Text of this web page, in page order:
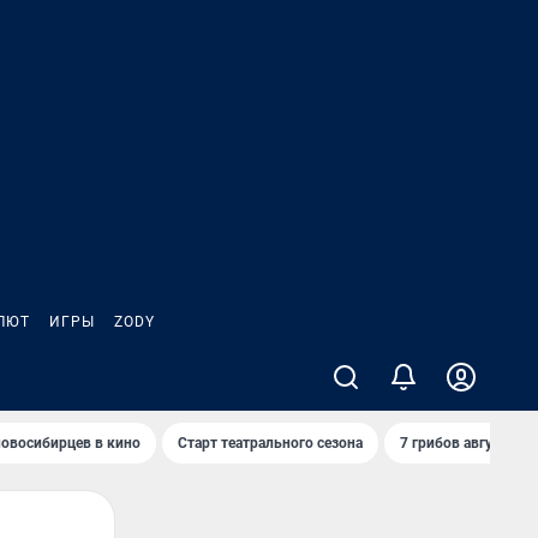
ИГРЫ ZODY
в кино Старт театрального сезона 7 грибов августа